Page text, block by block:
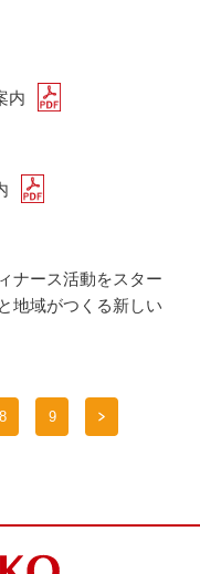
内
ナース活動をスター
地域がつくる新しい
8 9